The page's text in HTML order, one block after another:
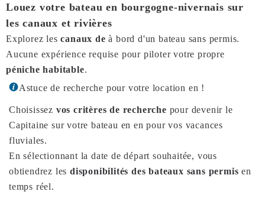
Louez votre bateau en bourgogne-nivernais sur
les canaux et rivières
Explorez lescanaux deà bord d'un bateau sans permis.
Aucune expérience requise pour piloter votre propre
péniche habitable.
Astuce de recherche pour votre location en !
Choisissez vos critères de recherche pour devenir le
Capitaine sur votre bateau en en pour vos vacances
fluviales.
En sélectionnant la date de départ souhaitée, vous
obtiendrez lesdisponibilités des bateaux sans permis en
temps réel.